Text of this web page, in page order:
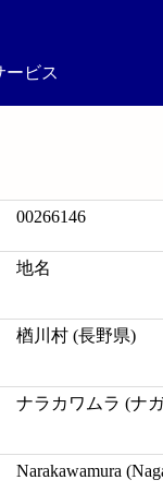
ービス
00266146
地名
楢川村 (長野県)
ナラカワムラ (ナ
Narakawamura